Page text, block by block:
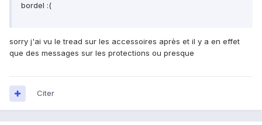
bordel :(
sorry j'ai vu le tread sur les accessoires après et il y a en effet
que des messages sur les protections ou presque
Citer